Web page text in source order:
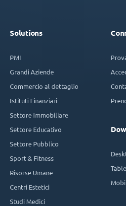
Solutions
PMI
Grandi Aziende
Commercio al dettaglio
Istituti Finanziari
Settore Immobiliare
Settore Educativo
Settore Pubblico
Sport & Fitness
Risorse Umane
Centri Estetici
Studi Medici